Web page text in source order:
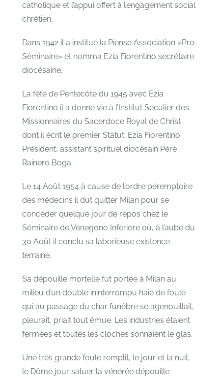
catholique et l’appui offert à l’engagement social
chrétien.
Dans 1942 il a institué la Piense Association «Pro-
Séminaire» et nomma Ezia Fiorentino secrétaire
diocésaine.
La fête de Pentecȏte du 1945 avec Ezia
Fiorentino il a donné vie à l’Institut Séculier des
Missionnaires du Sacerdoce Royal de Christ
dont il écrit le premier Statut. Ezia Fiorentino
Président, assistant spirituel diocésain Père
Rainero Boga.
Le 14 Août 1954 à cause de l’ordre péremptoire
des médecins il dut quitter Milan pour se
concéder quelque jour de repos chez le
Séminaire de Venegono Inferiore où, à l’aube du
30 Août il conclu sa laborieuse existence
terraine.
Sa dépouille mortelle fut portée à Milan au
milieu d’un double ininterrompu haie de foule
qui au passage du char funèbre se agenouillait,
pleurait, priait tout émue. Les industries étaient
fermées et toutes les cloches sonnaient le glas.
Une très grande foule remplit, le jour et la nuit,
le Dȏme jour saluer la vénérée dépouille